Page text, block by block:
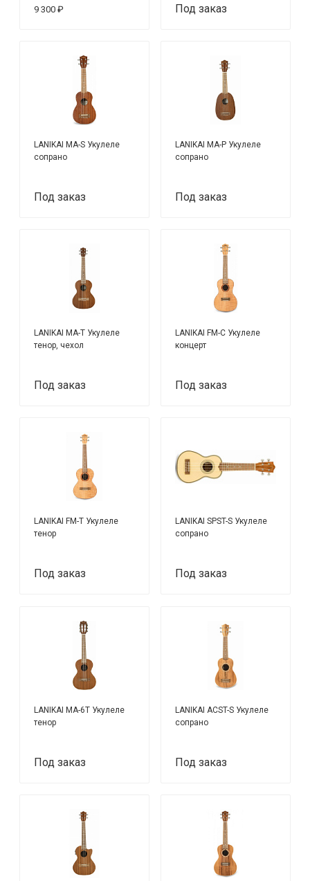
9 300 ₽ Под заказ
LANIKAI MA-S Укулеле
сопрано
Под заказ
LANIKAI MA-P Укулеле
сопрано
Под заказ
LANIKAI MA-T Укулеле
тенор, чехол
Под заказ
LANIKAI FM-C Укулеле
концерт
Под заказ
LANIKAI FM-T Укулеле
тенор
Под заказ
LANIKAI SPST-S Укулеле
сопрано
Под заказ
LANIKAI MA-6T Укулеле
тенор
Под заказ
LANIKAI ACST-S Укулеле
сопрано
Под заказ